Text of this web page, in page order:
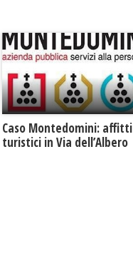
Caso Montedomini: affitti
turistici in Via dell’Albero